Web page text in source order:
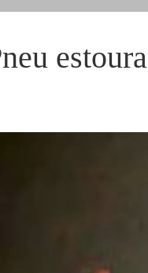
estoura